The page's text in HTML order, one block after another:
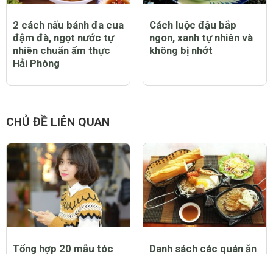
2 cách nấu bánh đa cua
đậm đà, ngọt nước tự
nhiên chuẩn ẩm thực
Hải Phòng
Cách luộc đậu bắp
ngon, xanh tự nhiên và
không bị nhớt
CHỦ ĐỀ LIÊN QUAN
Tổng hợp 20 mẫu tóc
Danh sách các quán ăn